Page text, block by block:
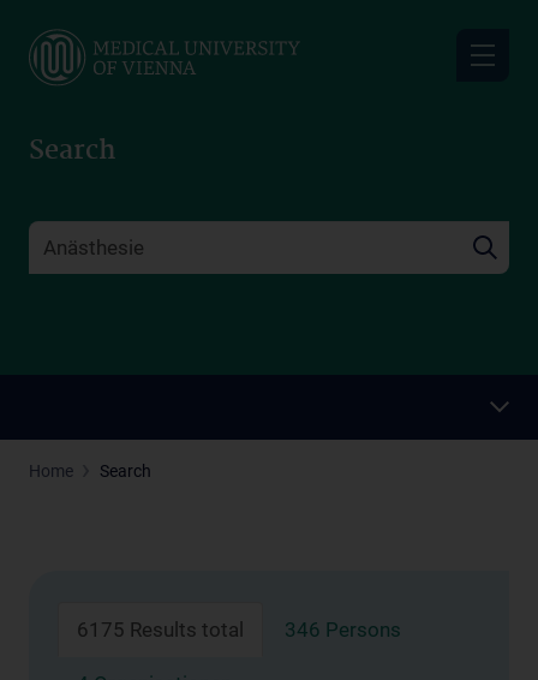
main
Search
Home Search
6175 Results total 346 Persons